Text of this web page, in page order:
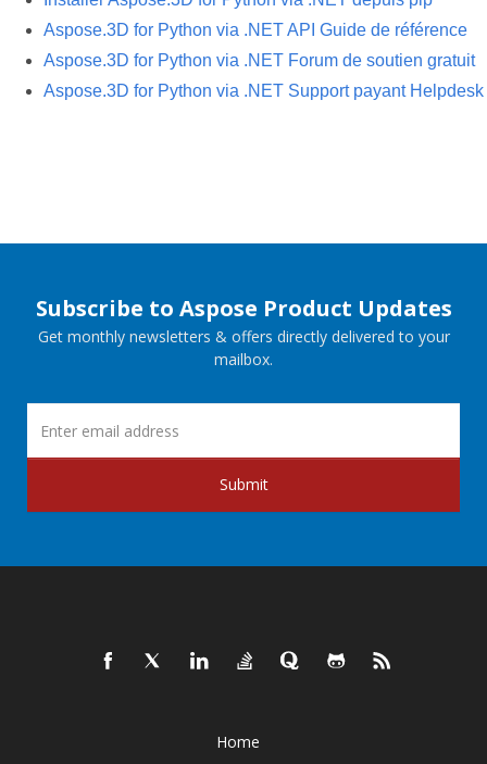
Aspose.3D for Python via .NET API Guide de référence
Aspose.3D for Python via .NET Forum de soutien gratuit
Aspose.3D for Python via .NET Support payant Helpdesk
Subscribe to Aspose Product Updates
Get monthly newsletters & offers directly delivered to your
mailbox.
Submit
Home